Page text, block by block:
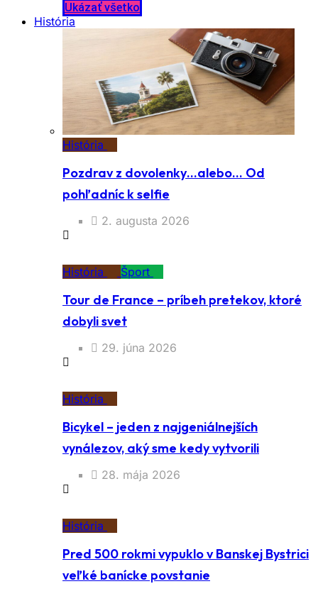
Ukázať všetko
História
História
Pozdrav z dovolenky…alebo… Od
pohľadníc k selfie
2. augusta 2026
História Šport
Tour de France – príbeh pretekov, ktoré
dobyli svet
29. júna 2026
História
Bicykel – jeden z najgeniálnejších
vynálezov, aký sme kedy vytvorili
28. mája 2026
História
Pred 500 rokmi vypuklo v Banskej Bystrici
veľké banícke povstanie